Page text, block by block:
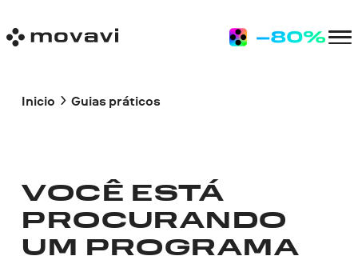
Inicio Guias práticos
VOCÊ ESTÁ
PROCURANDO
UM PROGRAMA